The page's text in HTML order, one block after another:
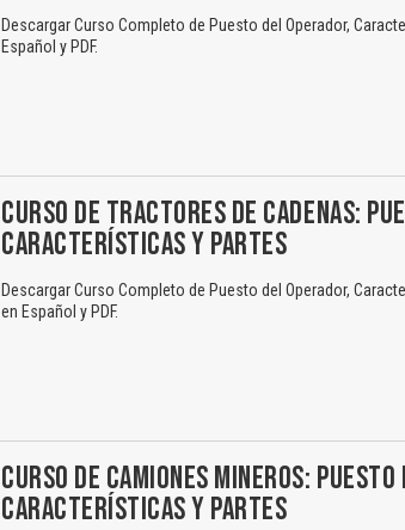
Descargar Curso Completo de Puesto del Operador,
Español y PDF.
CURSO DE TRACTORES DE CADENAS:
CARACTERÍSTICAS Y PARTES
Descargar Curso Completo de Puesto del Operador,
en Español y PDF.
CURSO DE CAMIONES MINEROS: PUESTO
CARACTERÍSTICAS Y PARTES
No carga o